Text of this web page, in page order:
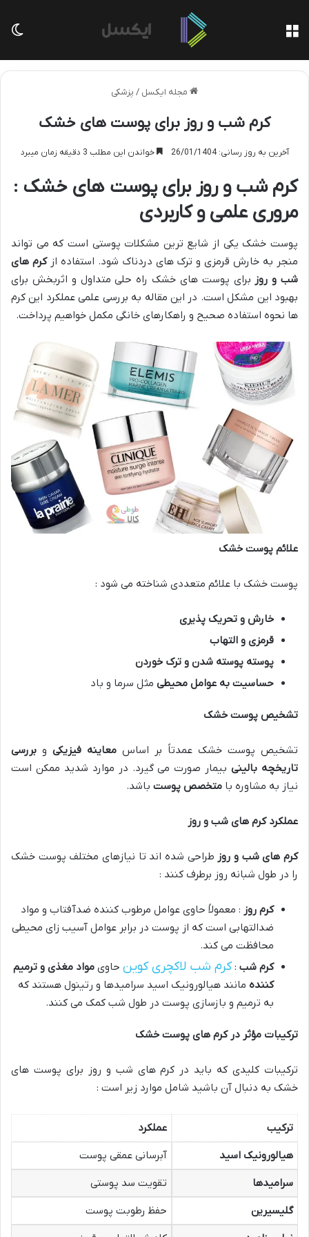
مجله ایکسل / پزشکی
کرم شب و روز برای پوست های خشک
آخرین به روز رسانی: 26/01/1404 خواندن این مطلب 3 دقیقه زمان میبرد
کرم شب و روز برای پوست های خشک :
مروری علمی و کاربردی
پوست خشک یکی از شایع ترین مشکلات پوستی است که می تواند
منجر به خارش قرمزی و ترک های دردناک شود. استفاده ازکرم های
شب و روز برای پوست های خشک راه حلی متداول و اثربخش برای
بهبود این مشکل است. در این مقاله به بررسی علمی عملکرد این کرم
ها نحوه استفاده صحیح و راهکارهای خانگی مکمل خواهیم پرداخت.
علائم پوست خشک
پوست خشک با علائم متعددی شناخته می شود :
خارش و تحریک پذیری
قرمزی و التهاب
پوسته پوسته شدن و ترک خوردن
حساسیت به عوامل محیطی مثل سرما و باد
تشخیص پوست خشک
تشخیص پوست خشک عمدتاً بر اساس معاینه فیزیکی و بررسی
تاریخچه بالینیبیمار صورت می گیرد. در موارد شدید ممکن است
نیاز به مشاوره با متخصص پوست باشد.
عملکرد کرم های شب و روز
کرم های شب و روز طراحی شده اند تا نیازهای مختلف پوست خشک
را در طول شبانه روز برطرف کنند :
کرم روز : معمولاً حاوی عوامل مرطوب کننده ضدآفتاب و مواد
ضدالتهابی است که از پوست در برابر عوامل آسیب زای محیطی
محافظت می کند.
کرم شب :کرم شب لاکچری کوین حاوی مواد مغذی و ترمیم
کننده مانند هیالورونیک اسید سرامیدها و رتینول هستند که
به ترمیم و بازسازی پوست در طول شب کمک می کنند.
ترکیبات مؤثر در کرم های پوست خشک
ترکیبات کلیدی که باید در کرم های شب و روز برای پوست های
خشک به دنبال آن باشید شامل موارد زیر است :
ترکیب
عملکرد
هیالورونیک اسید
آبرسانی عمقی پوست
سرامیدها
تقویت سد پوستی
گلیسیرین
حفظ رطوبت پوست